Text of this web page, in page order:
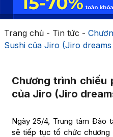
Trang chủ- Tin tức -
Sushi của Jiro (Jiro
Chương trình chiếu
của Jiro (Jiro
Ngày 25/4, Trung tâm Đào
sẽ tiếp tục tổ chức chương